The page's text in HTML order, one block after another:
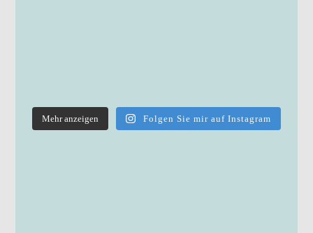
Mehr anzeigen Folgen Sie mir auf Instagram